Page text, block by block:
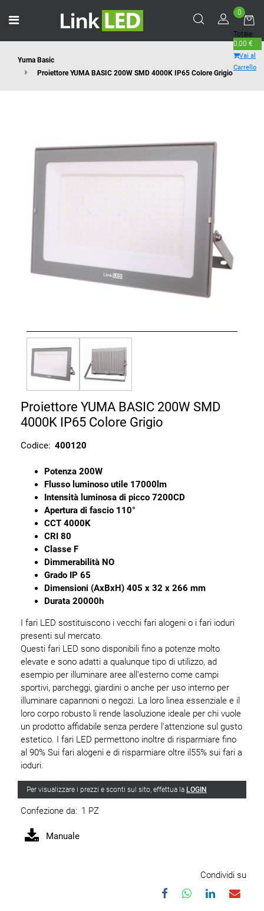
0
Totale:
0,00 €
Vai al
Carrello
Yuma Basic
Proiettore YUMA BASIC 200W SMD 4000K IP65 Colore Grigio
Proiettore YUMA BASIC 200W SMD
4000K IP65 Colore Grigio
Codice: 400120
Potenza 200W
Flusso luminoso utile 17000lm
Intensità luminosa di picco 7200CD
Apertura di fascio 110°
CCT 4000K
CRI 80
Classe F
Dimmerabilità NO
Grado IP 65
Dimensioni (AxBxH) 405 x 32 x 266 mm
Durata 20000h
I fari LED sostituiscono i vecchi fari alogeni o i fari ioduri
presenti sul mercato.
Questi fari LED sono disponibili fino a potenze molto
elevate e sono adatti a qualunque tipo di utilizzo, ad
esempio per illuminare aree all'esterno come campi
sportivi, parcheggi, giardini o anche per uso interno per
illuminare capannoni o negozi. La loro linea essenziale e il
loro corpo robusto li rende lasoluzione ideale per chi vuole
un prodotto affidabile senza perdere l'attenzione sul gusto
estetico. I fari LED permettono inoltre di risparmiare fino
al 90% Sui fari alogeni e di risparmiare oltre il55% sui fari a
ioduri.
Per visualizzare i prezzi e sconti sul sito, effettua la LOGIN
Confezione da: 1 PZ
Manuale
Condividi su